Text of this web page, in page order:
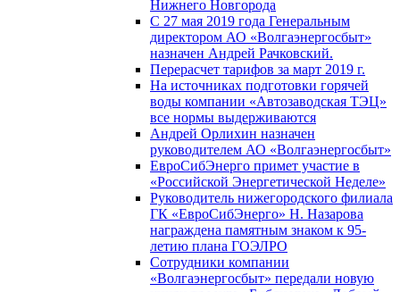
Нижнего Новгорода
С 27 мая 2019 года Генеральным
директором АО «Волгаэнергосбыт»
назначен Андрей Рачковский.
Перерасчет тарифов за март 2019 г.
На источниках подготовки горячей
воды компании «Автозаводская ТЭЦ»
все нормы выдерживаются
Андрей Орлихин назначен
руководителем АО «Волгаэнергосбыт»
ЕвроСибЭнерго примет участие в
«Российской Энергетической Неделе»
Руководитель нижегородского филиала
ГК «ЕвроСибЭнерго» Н. Назарова
награждена памятным знаком к 95-
летию плана ГОЭЛРО
Сотрудники компании
«Волгаэнергосбыт» передали новую